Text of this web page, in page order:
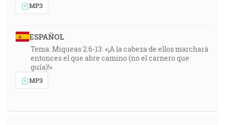
MP3
ESPAÑOL
Tema: Miqueas 2:6-13: «¡A la cabeza de ellos marchará
entonces el que abre camino (no el carnero que
guía)!»
MP3